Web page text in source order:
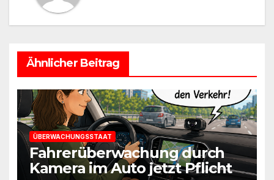
Ähnlicher Beitrag
ÜBERWACHUNGSSTAAT
Fahrerüberwachung durch
Kamera im Auto jetzt Pflicht